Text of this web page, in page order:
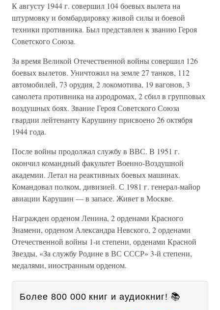
К августу 1944 г. совершил 104 боевых вылета на
штурмовку и бомбардировку живой силы и боевой
техники противника. Был представлен к званию Героя
Советского Союза.
За время Великой Отечественной войны совершил 126
боевых вылетов. Уничтожил на земле 27 танков, 112
автомобилей, 73 орудия, 2 локомотива, 19 вагонов, 3
самолета противника на аэродромах, 2 сбил в групповых
воздушных боях. Звание Героя Советского Союза
гвардии лейтенанту Карушину присвоено 26 октября
1944 года.
После войны продолжал службу в ВВС. В 1951 г.
окончил командный факультет Военно-Воздушной
академии. Летал на реактивных боевых машинах.
Командовал полком, дивизией. С 1981 г. генерал-майор
авиации Карушин — в запасе. Живет в Москве.
Награжден орденом Ленина, 2 орденами Красного
Знамени, орденом Александра Невского, 2 орденами
Отечественной войны 1-и степени, орденами Красной
Звезды, «За службу Родине в ВС СССР» 3-й степени,
медалями, иностранным орденом.
Более 800 000 книг и аудиокниг! 📚